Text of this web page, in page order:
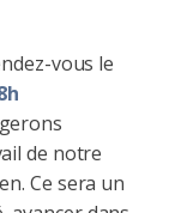
vous le
de notre
Ce sera un